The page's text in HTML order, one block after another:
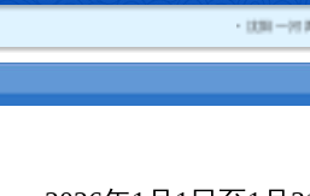
沈阳一河两